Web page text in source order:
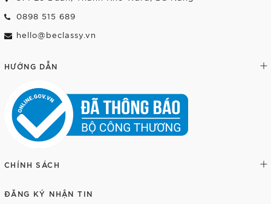
0898 515 689
hello@beclassy.vn
HƯỚNG DẪN
CHÍNH SÁCH
ĐĂNG KÝ NHẬN TIN